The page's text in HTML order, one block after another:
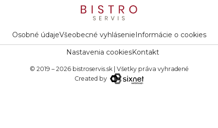
Osobné údajeVšeobecné vyhlásenieInformácie o cookies
Nastavenia cookiesKontakt
© 2019 – 2026 bistroservis.sk| Všetky práva vyhradené
Created by